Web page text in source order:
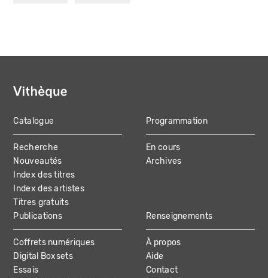
MAIN
NAVIGATION
Catalogue
Recherche
Nouveautés
Index des titres
Index des artistes
Titres gratuits
Programmation
En cours
Archives
Publications
Coffrets numériques
Digital Boxsets
Essais
Renseignements
À propos
Aide
Contact